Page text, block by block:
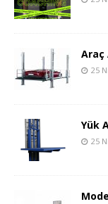
Araç
25
Yük
25